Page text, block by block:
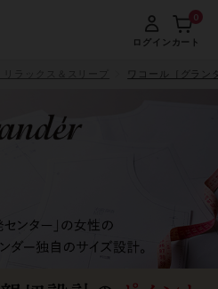
ログイン カート
0
ワコール［グラン